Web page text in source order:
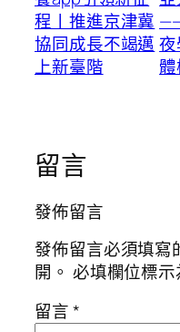
程丨推進京津冀
協同成長不竭邁
上新臺階
留言
發佈留言
發佈留言必須填寫
開。 必填欄位標示
留言*